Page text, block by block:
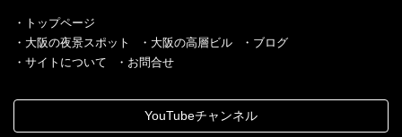
・トップページ
・大阪の夜景スポット
・大阪の高層ビル
・ブログ
・サイトについて
・お問合せ
YouTubeチャンネル